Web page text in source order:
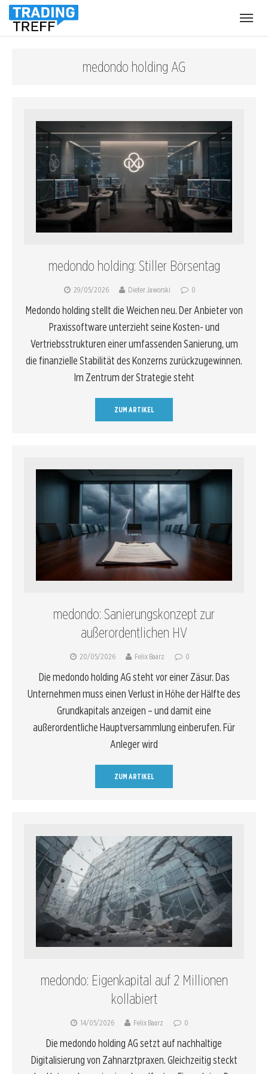
medondo holding AG
medondo holding: Stiller Börsentag
29/05/2026 Dieter Jaworski 0
Medondo holding stellt die Weichen neu. Der Anbieter von
Praxissoftware unterzieht seine Kosten- und
Vertriebsstrukturen einer umfassenden Sanierung, um
die finanzielle Stabilität des Konzerns zurückzugewinnen.
Im Zentrum der Strategie steht
ZUM ARTIKEL
medondo: Sanierungskonzept zur
außerordentlichen HV
20/05/2026 Felix Baarz 0
Die medondo holding AG steht vor einer Zäsur. Das
Unternehmen muss einen Verlust in Höhe der Hälfte des
Grundkapitals anzeigen – und damit eine
außerordentliche Hauptversammlung einberufen. Für
Anleger wird
ZUM ARTIKEL
medondo: Eigenkapital auf 2 Millionen
kollabiert
14/05/2026 Felix Baarz 0
Die medondo holding AG setzt auf nachhaltige
Digitalisierung von Zahnarztpraxen. Gleichzeitig steckt